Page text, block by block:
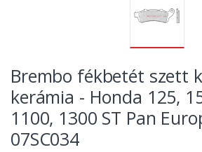
Brembo fékbetét szett
kerámia - Honda 125,
1100, 1300 ST Pan
07SC034